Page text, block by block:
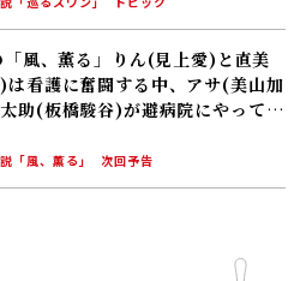
遠藤珠紀
コラム #19 小一郎長秀の嫡男・
場は最新研究の成果!? 秀吉は柴
！
遠藤珠紀
ット対応、教訓を生かす――支えあう